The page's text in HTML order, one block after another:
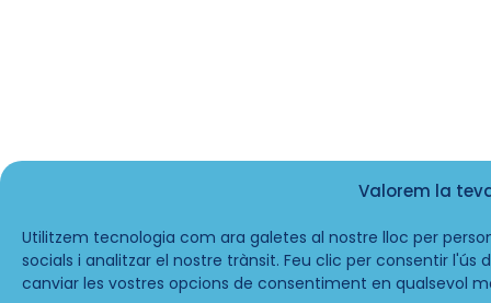
Valorem la
Utilitzem tecnologia com ara galetes al nostre lloc per
socials i analitzar el nostre trànsit. Feu clic per consentir
canviar les vostres opcions de consentiment en qualsevol